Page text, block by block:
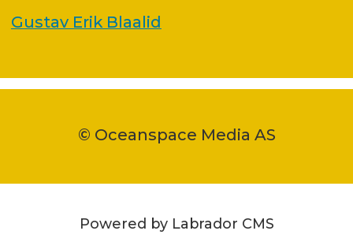
Gustav Erik Blaalid
© Oceanspace Media AS
Powered by Labrador CMS